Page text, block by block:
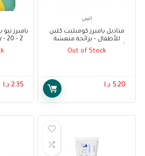
البيبي
مناديل بامبرز كومبليت كلين
للأطفال – برائحة منعشة
للأطفال ، 64 منديل – Pampers
Out of Stock
5.20 د.ا
– 20
2.35 د.ا